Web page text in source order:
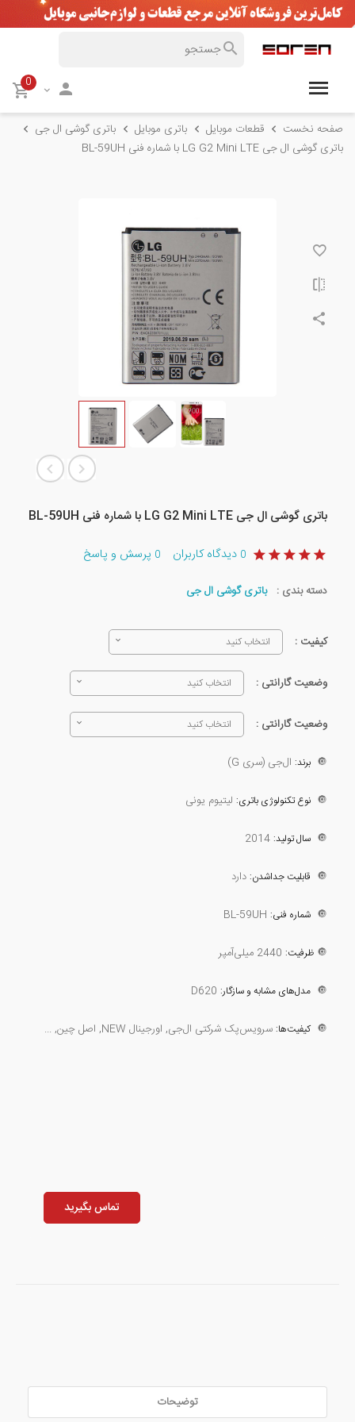
0
صفحه نخست قطعات موبایل باتری موبایل
باتری گوشی ال جی
باتری گوشی ال جی LG G2 Mini LTE با شماره فنی BL-59UH
باتری گوشی ال جی LG G2 Mini LTE با شماره فنی BL-59UH
0 دیدگاه کاربران 0 پرسش و پاسخ
دسته بندی : باتری گوشی ال جی
کیفیت : انتخاب کنید
وضعیت گارانتی : انتخاب کنید
وضعیت گارانتی : انتخاب کنید
🔘 برند: ال‌جی (سری G)
🔘 نوع تکنولوژی باتری: لیتیوم یونی
🔘 سال تولید:
🔘 قابلیت جداشدن: دارد
🔘 شماره فنی:
🔘 ظرفیت:
🔘 مدل‌های مشابه و سازگار: D620
🔘کیفیت‌ها: سرویس‌پک شرکتی ال‌جی, اورجینال NEW, اصل چین, ...
تماس بگیرید
توضیحات